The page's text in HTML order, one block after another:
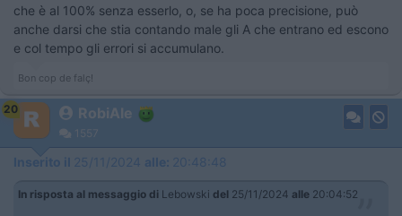
che è al 100% senza esserlo, o, se ha poca precisione, può
anche darsi che stia contando male gli A che entrano ed escono
e col tempo gli errori si accumulano.
Bon cop de falç!
20 RobiAle
1557
Inserito il 25/11/2024 alle: 20:48:48
In risposta al messaggio di Lebowski del 25/11/2024 alle 20:04:52